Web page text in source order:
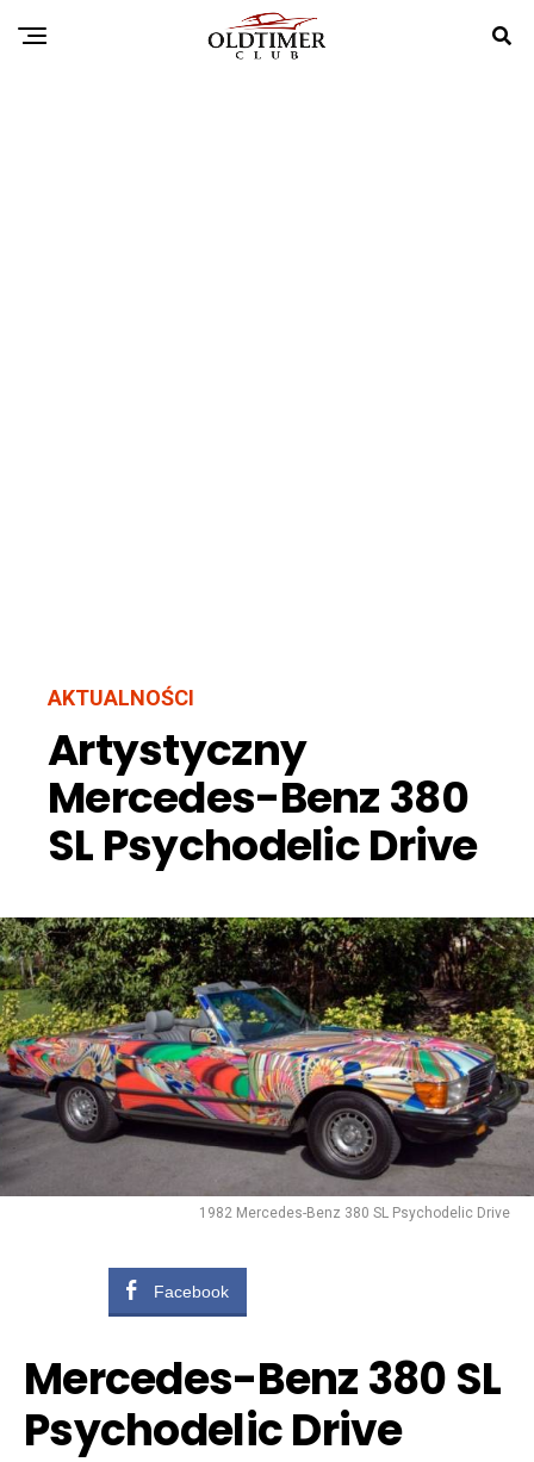
AKTUALNOŚCI
Artystyczny
Mercedes-Benz 380
SL Psychodelic Drive
1982 Mercedes-Benz 380 SL Psychodelic Drive
Facebook
Mercedes-Benz 380 SL
Psychodelic Drive